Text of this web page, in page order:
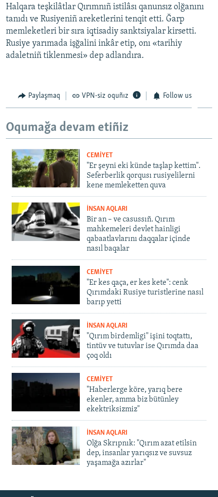
Halqara teşkilâtlar Qırımnıñ istilâsı qanunsız olğanını
tanıdı ve Rusiyeniñ areketlerini tenqit etti. Ğarp
memleketleri bir sıra iqtisadiy sanktsiyalar kirsetti.
Rusiye yarımada işğalini inkâr etip, onı «tarihiy
adaletniñ tiklenmesi» dep adlandıra.
Paylaşmaq VPN-siz oquñız Follow us
Oqumağa devam etiñiz
CEMİYET
"Er şeyni eki künde taşlap kettim".
Seferberlik qorqusı rusiyelilerni
kene memleketten quva
İNSAN AQLARI
Bir an – ve casussıñ. Qırım
mahkemeleri devlet hainligi
qabaatlavlarını daqqalar içinde
nasıl baqalar
CEMİYET
"Er kes qaça, er kes kete": cenk
Qırımdaki Rusiye turistlerine nasıl
barıp yetti
İNSAN AQLARI
"Qırım birdemligi" işini toqtattı,
tintüv ve tutuvlar ise Qırımda daa
çoq oldı
CEMİYET
"Haberlerge köre, yarıq bere
ekenler, amma biz bütünley
ekektriksizmiz"
İNSAN AQLARI
Olğa Skrıpnık: "Qırım azat etilsin
dep, insanlar yarıqsız ve suvsuz
yaşamağa azırlar"